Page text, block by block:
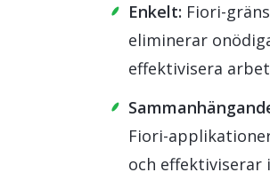
Enkelt: Fiori-
eliminerar
effektivisera
Fiori-
och effektiviserar